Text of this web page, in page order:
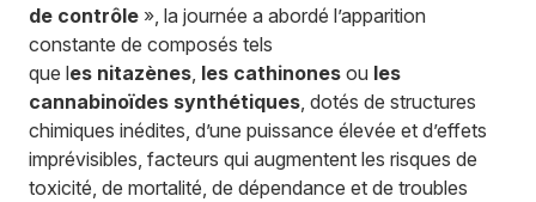
de contrôle », la journée a abordé l’apparition
constante de composés tels
que les nitazènes les cathinones ou les
cannabinoïdes synthétiques , dotés de structures
chimiques inédites, d’une puissance élevée et d’effets
imprévisibles, facteurs qui augmentent les risques de
toxicité, de mortalité, de dépendance et de troubles